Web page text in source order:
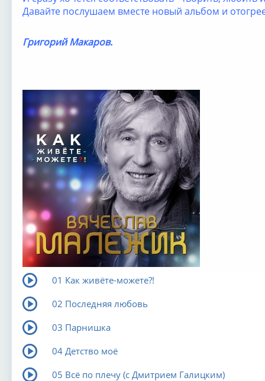
Давайте послушаем вместе новый альбом и
Григорий Макаров.
01 Как живёте-можете?!
02 Последняя любовь
03 Парнишка
04 Детство моё
05 Всё по плечу (с Дмитрием Галицким)